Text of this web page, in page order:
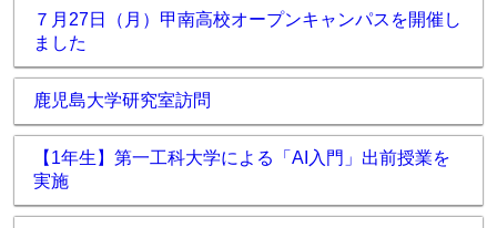
７月27日（月）甲南高校オープンキャンパスを開催し
ました
鹿児島大学研究室訪問
【1年生】第一工科大学による「AI入門」出前授業を
実施